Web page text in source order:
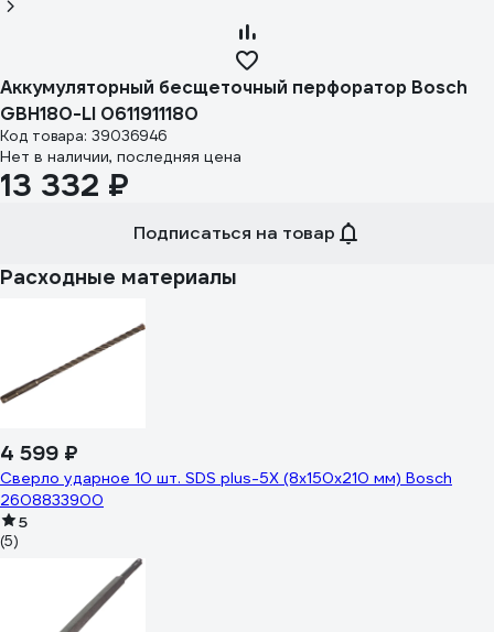
Аккумуляторный бесщеточный перфоратор Bosch
GBH180-LI 0611911180
Код товара: 39036946
Нет в наличии, последняя цена
13 332 ₽
Подписаться на товар
Расходные материалы
4 599 ₽
Сверло ударное 10 шт. SDS plus-5X (8x150x210 мм) Bosch
2608833900
5
(5)